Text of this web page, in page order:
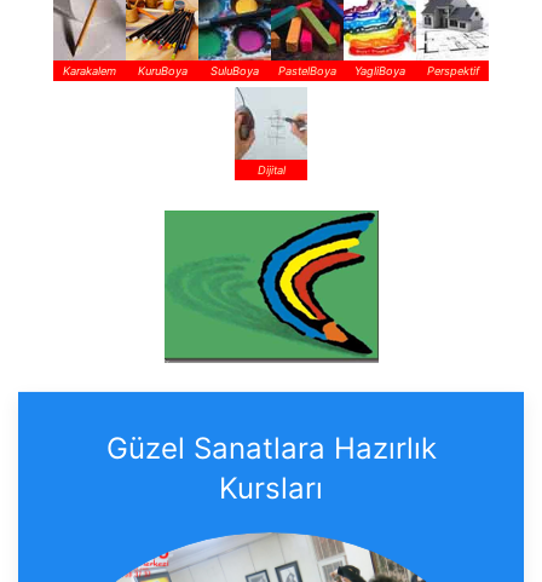
Karakalem KuruBoya SuluBoya PastelBoya YagliBoya Perspektif
Dijital
Güzel Sanatlara Hazırlık
Kursları